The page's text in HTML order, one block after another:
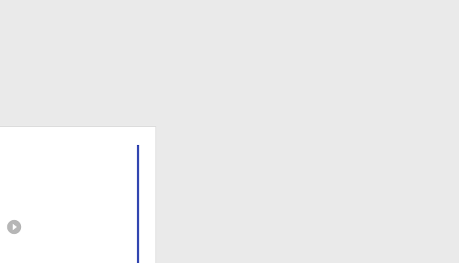
play_circle_filled